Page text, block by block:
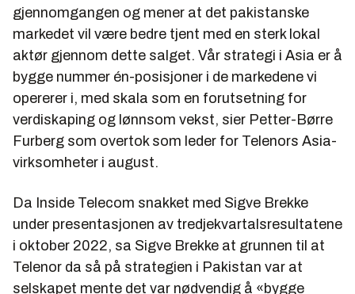
gjennomgangen og mener at det pakistanske
markedet vil være bedre tjent med en sterk lokal
aktør gjennom dette salget. Vår strategi i Asia er å
bygge nummer én-posisjoner i de markedene vi
opererer i, med skala som en forutsetning for
verdiskaping og lønnsom vekst, sier Petter-Børre
Furberg som overtok som leder for Telenors Asia-
virksomheter i august.
Da Inside Telecom snakket med Sigve Brekke
under presentasjonen av tredjekvartalsresultatene
i oktober 2022, sa Sigve Brekke at grunnen til at
Telenor da så på strategien i Pakistan var at
selskapet mente det var nødvendig å «bygge